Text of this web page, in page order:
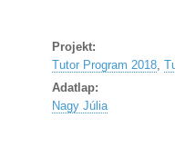
Projekt:
Tutor Program 2018,
Adatlap:
Nagy Júlia